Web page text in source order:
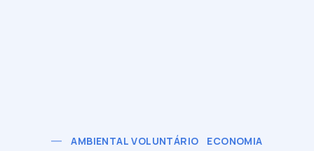
AMBIENTAL VOLUNTÁRIO ECONOMIA